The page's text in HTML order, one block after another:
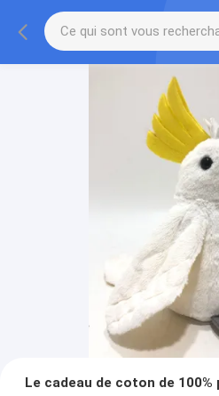
Le cadeau de coton de